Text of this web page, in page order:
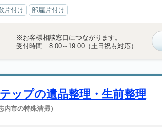
片付け 部屋片付け
※お客様相談窓口につながります。
受付時間 8:00～19:00（土日祝も対応）
ップの遺品整理・生前整理
内市の特殊清掃）